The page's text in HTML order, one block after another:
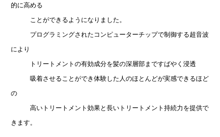
的に高める
ことができるようになりました。
プログラミングされたコンピューターチップで制御する超音波
により
トリートメントの有効成分を髪の深層部まですばやく浸透
吸着させることができ体験した人のほとんどが実感できるほど
の
高いトリートメント効果と長い トリートメント持続力を提供で
きます。